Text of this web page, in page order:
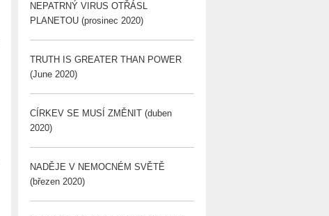
NEPATRNÝ VIRUS OTŘÁSL
PLANETOU (prosinec 2020)
TRUTH IS GREATER THAN POWER
(June 2020)
CÍRKEV SE MUSÍ ZMĚNIT (duben
2020)
NADĚJE V NEMOCNÉM SVĚTĚ
(březen 2020)